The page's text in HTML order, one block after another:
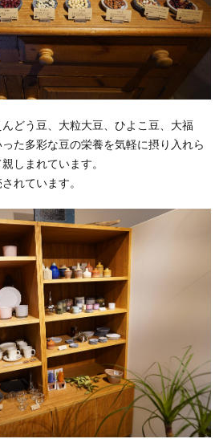
どう豆、大粒大豆、ひよこ豆、大福
た多彩な豆の栄養を気軽に摂り入れら
しまれています。
れています。